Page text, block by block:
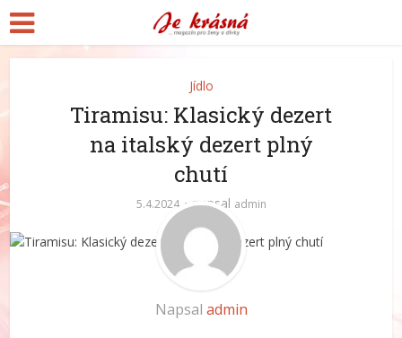
Jídlo
Tiramisu: Klasický dezert
na italský dezert plný
chutí
5.4.2024 napsal admin
Napsal admin